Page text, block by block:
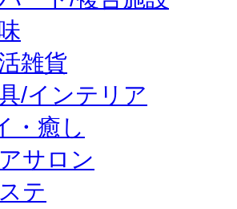
雑貨
/インテリア
・癒し
サロン
テ